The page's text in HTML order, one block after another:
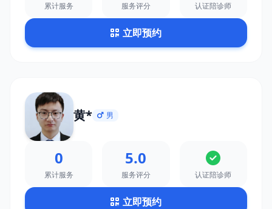
累计服务 服务评分 认证陪诊师
立即预约
黄* 男
0
累计服务
5.0
服务评分 认证陪诊师
立即预约